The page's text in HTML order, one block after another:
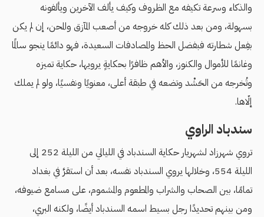
والذكاء وسرعة تكيفه مع الظروف وكيف يألف الآخرين ويألفونه
بسهولة، ومن بعد ذلك كله خروجه من أصعب المآزق والمحن، إن لم يكن
بفِعل شطارته فبفضل الحظ والمصادفات السعيدة، فهو دائمًا ينجو سالمًا
وغانمًا للأموال والكنوز، والأهم ظافرًا بحكايةٍ يرويها، حكاية تميزه
وتُخرجه من الحَشْد وتضعه في طبقة أعلى، معنويًا ونفسيًا، ولو لم يملك
إلّاها.
سندباد الراوي
تروي شهرزاد لشهريار حكاية السندباد في الليالي من الليلة 252 إلى
الليلة 554، وخلالها يروي السندباد نفسه، بعد أن استقرَّ في بغداد
تمامًا، بين الصحاب والشراب والمطعوم والمشموم، على مسامع ضيوفه،
ومن بينهم تحديدًا رجل بسيط اسمه السندباد أيضًا، ولكنه البري،